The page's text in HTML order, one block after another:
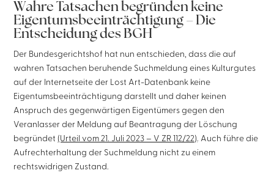
Wahre Tatsachen begründen keine
Eigentumsbeeinträchtigung – Die
Entscheidung des BGH
Der Bundesgerichtshof hat nun entschieden, dass die auf
wahren Tatsachen beruhende Suchmeldung eines Kulturgutes
auf der Internetseite der Lost Art-Datenbank keine
Eigentumsbeeinträchtigung darstellt und daher keinen
Anspruch des gegenwärtigen Eigentümers gegen den
Veranlasser der Meldung auf Beantragung der Löschung
begründet(Urteil vom 21. Juli 2023 – V ZR 112/22). Auch führe die
Aufrechterhaltung der Suchmeldung nicht zu einem
rechtswidrigen Zustand.